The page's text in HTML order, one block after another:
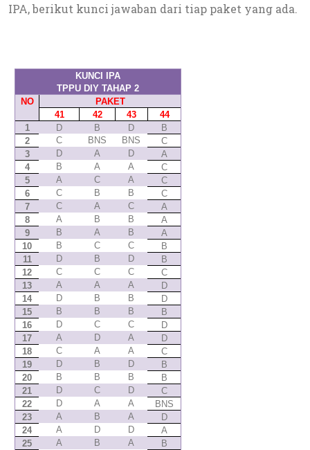
IPA, berikut kunci jawaban dari tiap paket yang ada.
KUNCI
IPA
TPPU DIY TAHAP 2
NO
PAKET
41 42 43 44
1
D B D
B
2
C BNS BNS
C
3
D A D
A
4
B A A
C
5
A C A
C
6
C B B
C
7
C A C
A
8
A B B
A
9
B A B
A
10
B C C
B
11
D B D
B
12
C C C
C
13
A A A
D
14
D B B
D
15
B B B
B
16
D C C
D
17
A D A
D
18
C A A
C
19
D B D
B
20
B B B
B
21
D C D
C
22
D A A
BNS
23
A B A
D
24
A D D
A
25
A B A
B